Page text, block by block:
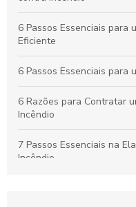
6 Passos Essenciais para
Eficiente
6 Passos Essenciais para
6 Razões para Contratar
Incêndio
7 Passos Essenciais na
Incêndio